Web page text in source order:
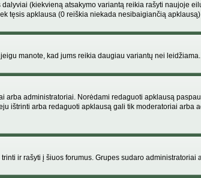
(kiekvieną atsakymo variantą reikia rašyti naujoje
tęsis apklausa (0 reiškia niekada nesibaigiančią
manote, kad jums reikia daugiau variantų nei leidžiama.
arba administratoriai. Norėdami redaguoti apklausą
ištrinti arba redaguoti apklausą gali tik moderatoriai
ir rašyti į šiuos forumus. Grupes sudaro